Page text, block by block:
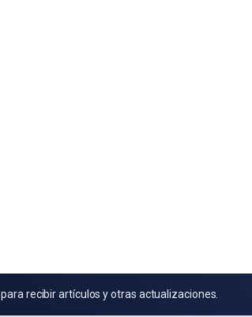
para recibir artículos y otras actualizaciones.